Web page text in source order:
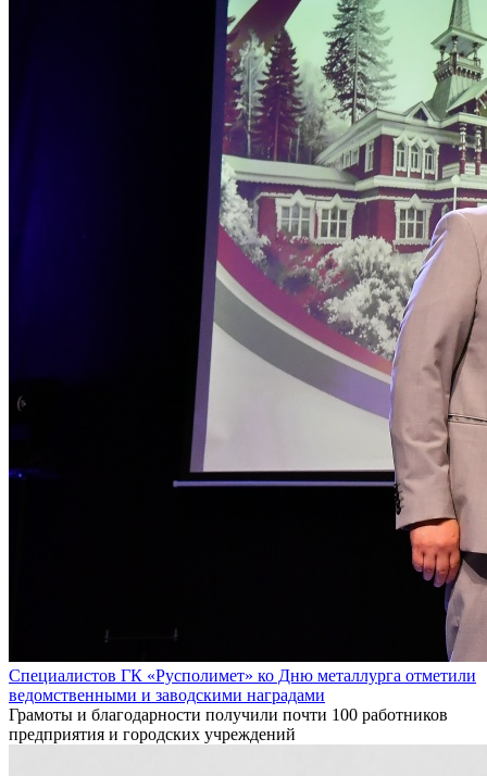
Специалистов ГК «Русполимет» ко Дню металлурга отметили
ведомственными и заводскими наградами
Грамоты и благодарности получили почти 100 работников
предприятия и городских учреждений